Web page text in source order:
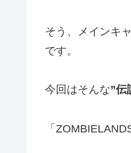
そう、メインキ
です。
今回はそんな”伝
「